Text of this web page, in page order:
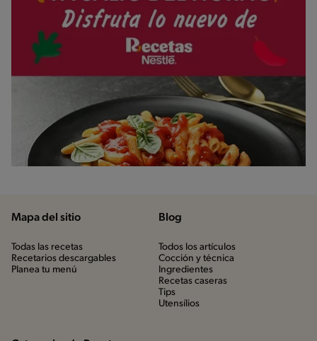
Mapa del sitio
Todas las recetas
Recetarios descargables
Planea tu menú
Blog
Todos los artículos
Cocción y técnica
Ingredientes
Recetas caseras
Tips
Utensílios